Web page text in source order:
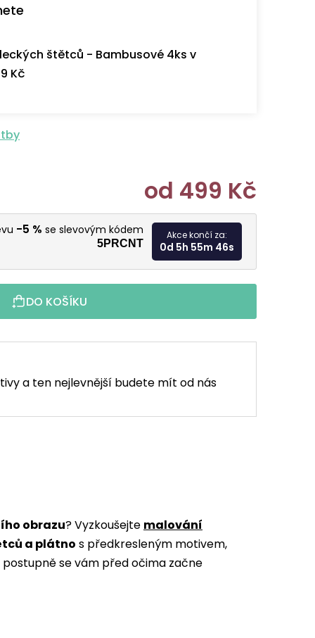
štětců - Bambusové 4ks v
Kč
od 499 Kč
Měrná
-5 % se slevovým kódem
5PRCNT
Akce končí za:
0d 5h 55m 45s
DO KOŠÍKU
a ten nejlevnější budete mít od nás
obrazu? Vyzkoušejte malování
a plátno s předkresleným motivem,
se vám před očima začne